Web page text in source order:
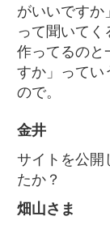
がいいですか
って聞いて
作ってるのと
すか」ってい
ので。
金井
サイトを公開
たか？
畑山さま